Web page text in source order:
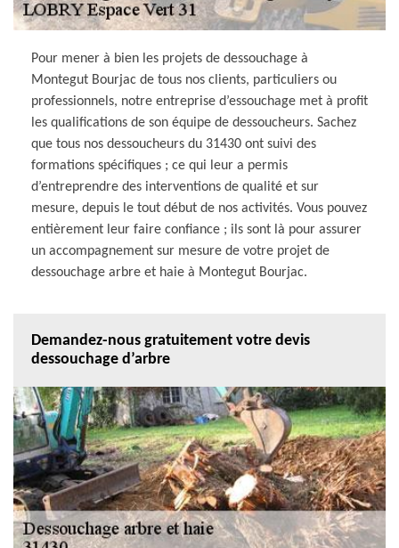
Pour mener à bien les projets de dessouchage à
Montegut Bourjac de tous nos clients, particuliers ou
professionnels, notre entreprise d’essouchage met à profit
les qualifications de son équipe de dessoucheurs. Sachez
que tous nos dessoucheurs du 31430 ont suivi des
formations spécifiques ; ce qui leur a permis
d’entreprendre des interventions de qualité et sur
mesure, depuis le tout début de nos activités. Vous pouvez
entièrement leur faire confiance ; ils sont là pour assurer
un accompagnement sur mesure de votre projet de
dessouchage arbre et haie à Montegut Bourjac.
Demandez-nous gratuitement votre devis
dessouchage d’arbre